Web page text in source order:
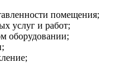
помещения;
услуг и работ;
оборудовании;